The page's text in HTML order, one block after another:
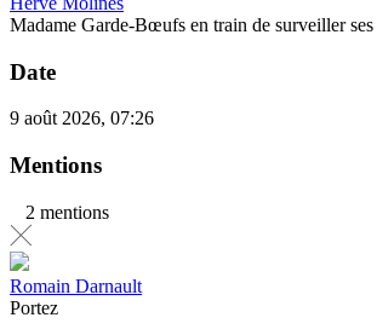
Madame Garde-Bœufs en train de surveiller ses
Date
9 août 2026, 07:26
Mentions
2 mentions
Romain Darnault
Portez